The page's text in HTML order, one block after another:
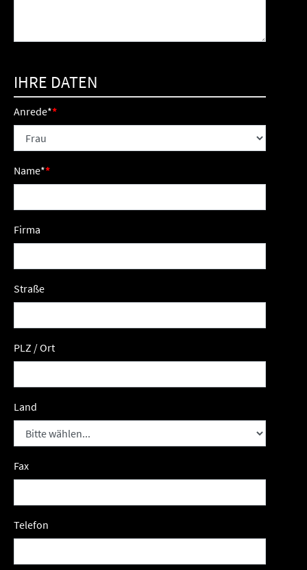
IHRE DATEN
Anrede*
Name*
Firma
Straße
PLZ / Ort
Land
Fax
Telefon